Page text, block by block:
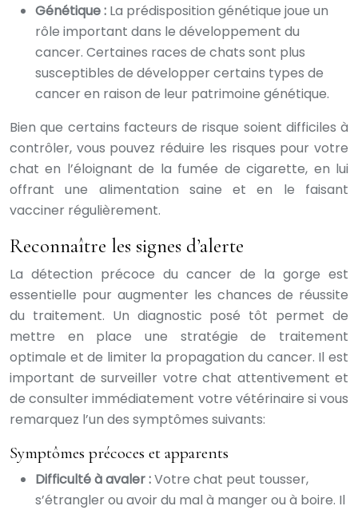
Génétique : La prédisposition génétique joue un
rôle important dans le développement du
cancer. Certaines races de chats sont plus
susceptibles de développer certains types de
cancer en raison de leur patrimoine génétique.
Bien que certains facteurs de risque soient difficiles à
contrôler, vous pouvez réduire les risques pour votre
chat en l’éloignant de la fumée de cigarette, en lui
offrant une alimentation saine et en le faisant
vacciner régulièrement.
Reconnaître les signes d’alerte
La détection précoce du cancer de la gorge est
essentielle pour augmenter les chances de réussite
du traitement. Un diagnostic posé tôt permet de
mettre en place une stratégie de traitement
optimale et de limiter la propagation du cancer. Il est
important de surveiller votre chat attentivement et
de consulter immédiatement votre vétérinaire si vous
remarquez l’un des symptômes suivants:
Symptômes précoces et apparents
Difficulté à avaler :Votre chat peut tousser,
s’étrangler ou avoir du mal à manger ou à boire. Il